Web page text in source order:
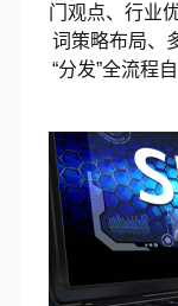
门观点、行业
词策略布局、
“分发”全流程